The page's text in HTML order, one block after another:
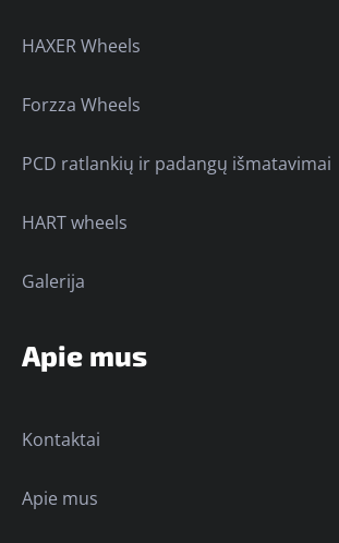
HAXER Wheels
Forzza Wheels
PCD ratlankių ir padangų išmatavimai
HART wheels
Galerija
Apie mus
Kontaktai
Apie mus